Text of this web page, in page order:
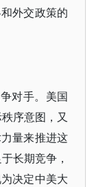
外交政策的
对手。美国
序意图，又
量来推进这
长期竞争，
决定中美大